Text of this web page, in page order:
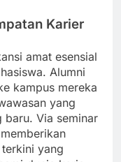
Karier
amat esensial
Alumni
kampus mereka
yang
baru. Via seminar
yang